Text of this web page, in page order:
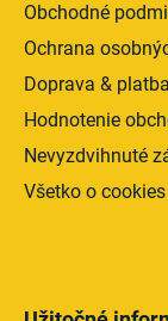
Obchodné
Ochrana
Doprava & platba
Hodnotenie
Nevyzdvihnuté
Všetko o cookies